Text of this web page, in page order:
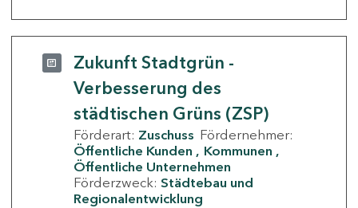
Zukunft Stadtgrün -
Verbesserung des
städtischen Grüns (ZSP)
Förderart: Zuschuss Fördernehmer:
Öffentliche Kunden
Kommunen
Öffentliche Unternehmen
Förderzweck: Städtebau und
Regionalentwicklung